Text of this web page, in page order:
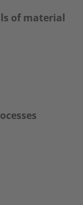
of material